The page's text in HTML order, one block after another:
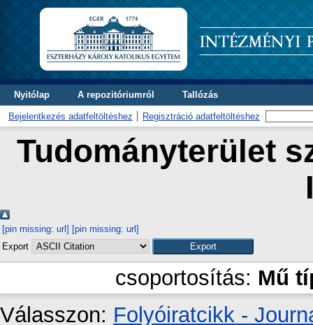
Nyitólap A repozitóriumról Tallózás
Bejelentkezés adatfeltöltéshez Regisztráció adatfeltöltéshez
Tudományterület
[pin missing: url] [pin missing: url]
Export
csoportosítás: Mű
Válasszon: Folyóiratcikk -